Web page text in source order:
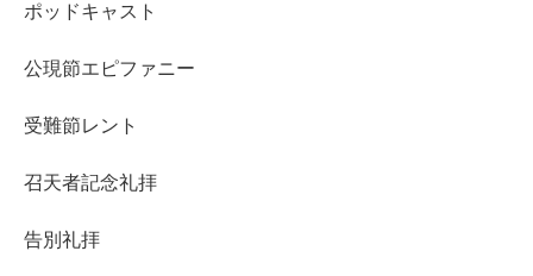
ポッドキャスト
公現節エピファニー
受難節レント
召天者記念礼拝
告別礼拝